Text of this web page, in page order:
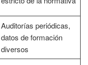
Auditorías periódicas,
datos de formación
diversos